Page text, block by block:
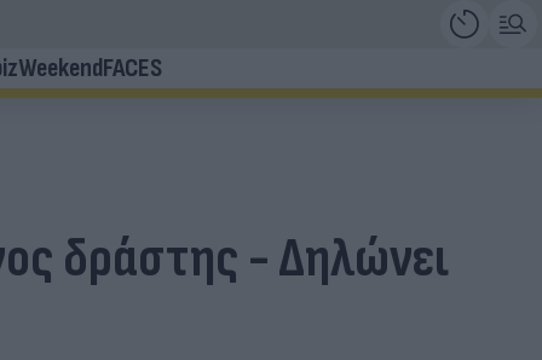
WeekendFACES
δράστης - Δηλώνει